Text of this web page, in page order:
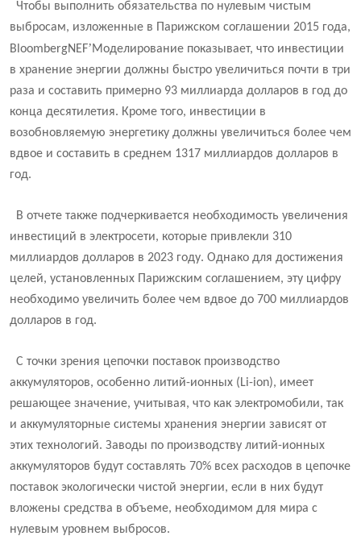
Чтобы выполнить обязательства по нулевым чистым
выбросам, изложенные в Парижском соглашении 2015 года,
BloombergNEF’Моделирование показывает, что инвестиции
в хранение энергии должны быстро увеличиться почти в три
раза и составить примерно 93 миллиарда долларов в год до
конца десятилетия. Кроме того, инвестиции в
возобновляемую энергетику должны увеличиться более чем
вдвое и составить в среднем 1317 миллиардов долларов в
год.
В отчете также подчеркивается необходимость увеличения
инвестиций в электросети, которые привлекли 310
миллиардов долларов в 2023 году. Однако для достижения
целей, установленных Парижским соглашением, эту цифру
необходимо увеличить более чем вдвое до 700 миллиардов
долларов в год.
С точки зрения цепочки поставок производство
аккумуляторов, особенно литий-ионных (Li-ion), имеет
решающее значение, учитывая, что как электромобили, так
и аккумуляторные системы хранения энергии зависят от
этих технологий. Заводы по производству литий-ионных
аккумуляторов будут составлять 70% всех расходов в цепочке
поставок экологически чистой энергии, если в них будут
вложены средства в объеме, необходимом для мира с
нулевым уровнем выбросов.